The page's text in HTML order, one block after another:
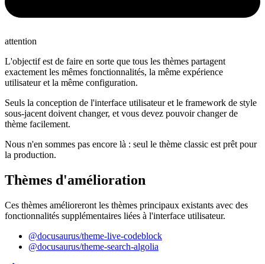
attention
L'objectif est de faire en sorte que tous les thèmes partagent
exactement les mêmes fonctionnalités, la même expérience
utilisateur et la même configuration.
Seuls la conception de l'interface utilisateur et le framework de style
sous-jacent doivent changer, et vous devez pouvoir changer de
thème facilement.
Nous n'en sommes pas encore là : seul le thème classic est prêt pour
la production.
Thèmes d'amélioration
Ces thèmes amélioreront les thèmes principaux existants avec des
fonctionnalités supplémentaires liées à l'interface utilisateur.
@docusaurus/theme-live-codeblock
@docusaurus/theme-search-algolia